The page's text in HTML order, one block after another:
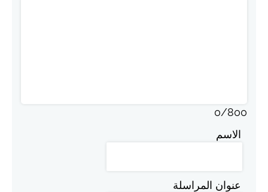
0/800
الاسم
عنوان المراسلة